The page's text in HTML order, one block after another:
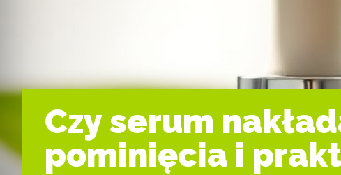
Czy serum
pominięcia i